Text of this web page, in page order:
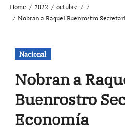
Home 2022 octubre
7
Nobran a Raquel Buenrostro
Nacional
Nobran a
Buenrostro
Economía